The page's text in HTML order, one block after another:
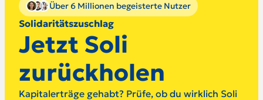
Über 6 Millionen begeisterte Nutzer
Solidaritätszuschlag
Jetzt Soli
zurückholen
Kapitalerträge gehabt? Prüfe, ob du wirklich Soli